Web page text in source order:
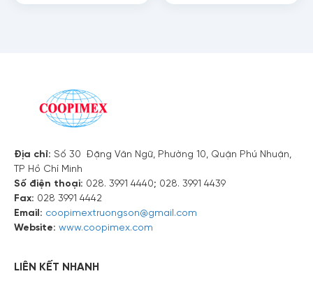
Địa chỉ: Số 30 Đặng Văn Ngữ, Phường 10, Quận Phú Nhuận,
TP Hồ Chí Minh
Số điện thoại: 028. 3991 4440; 028. 3991 4439
Fax: 028 3991 4442
Email: coopimextruongson@gmail.com
Website: www.coopimex.com
LIÊN KẾT NHANH